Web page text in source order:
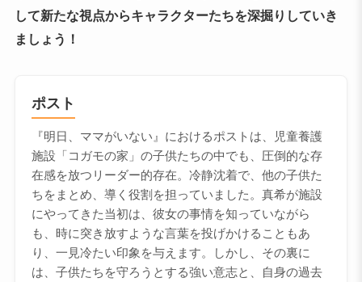
して新たな視点からキャラクターたちを深掘りしていき
ましょう！
ポスト
『明日、ママがいない』におけるポストは、児童養護
施設「コガモの家」の子供たちの中でも、圧倒的な存
在感を放つリーダー的存在。冷静沈着で、他の子供た
ちをまとめ、導く役割を担っていました。真希が施設
にやってきた当初は、彼女の事情を知っていながら
も、時に突き放すような言葉を投げかけることもあ
り、一見冷たい印象を与えます。しかし、その裏に
は、子供たちを守ろうとする強い意志と、自身の過去